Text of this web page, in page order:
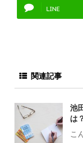
LINE
関連記事
池
は
こ